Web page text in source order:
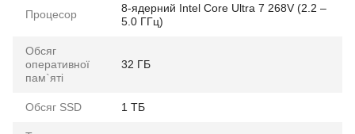
Процесор
8-ядерний Intel Core Ultra 7 268V (2.2 –
5.0 ГГц)
Обсяг
оперативної
пам`яті
32 ГБ
Обсяг SSD 1 ТБ